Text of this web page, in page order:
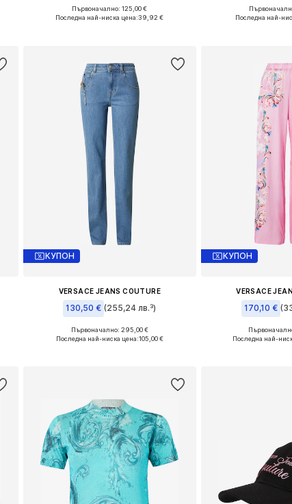
Налични размери: XS, S, M, XL
Първоначално: 125,00 €
Последна най-ниска цена:39,92 €
Налични
Последна най-
КУПОН
VERSACE JEANS COUTURE
130,50 € (255,24 лв.³)
Налични размери: 27, 28, 29, 30, 31
Първоначално: 295,00 €
Последна най-ниска цена:105,00 €
КУПОН
VERSACE
170,10 €
Налични
Последна най-